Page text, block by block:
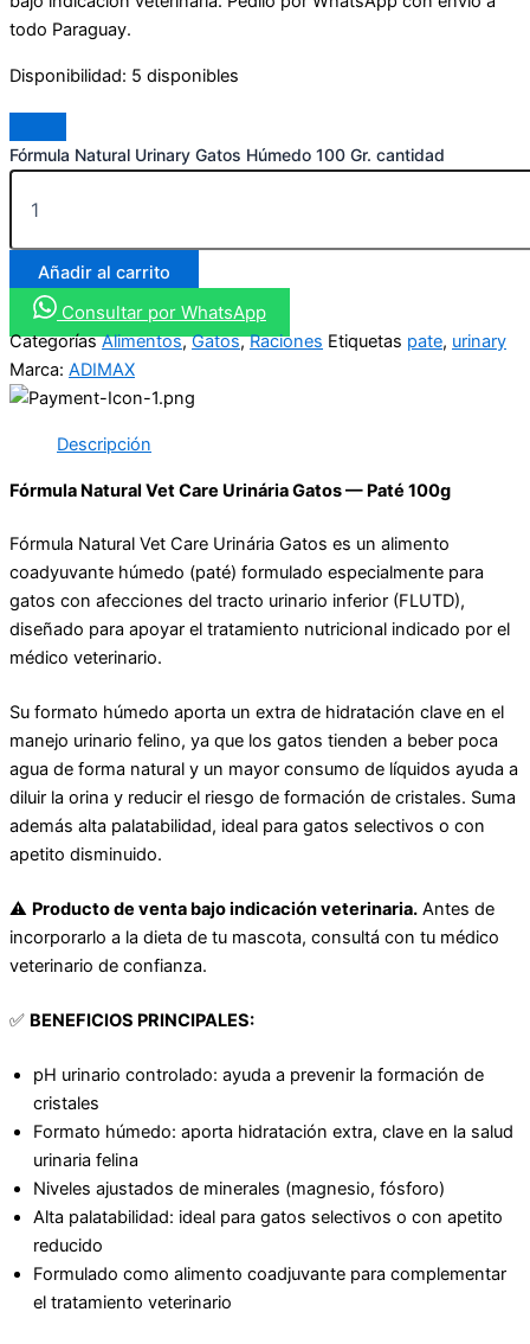
todo Paraguay.
Disponibilidad: 5 disponibles
Fórmula Natural Urinary Gatos Húmedo 100 Gr. cantidad
Añadir al carrito
Consultar por WhatsApp
Categorías Alimentos,Gatos,Raciones Etiquetas pate, urinary
Marca: ADIMAX
Descripción
Fórmula Natural Vet Care Urinária Gatos — Paté 100g
Fórmula Natural Vet Care Urinária Gatos es un alimento
coadyuvante húmedo (paté) formulado especialmente para
gatos con afecciones del tracto urinario inferior (FLUTD),
diseñado para apoyar el tratamiento nutricional indicado por el
médico veterinario.
Su formato húmedo aporta un extra de hidratación clave en el
manejo urinario felino, ya que los gatos tienden a beber poca
agua de forma natural y un mayor consumo de líquidos ayuda a
diluir la orina y reducir el riesgo de formación de cristales. Suma
además alta palatabilidad, ideal para gatos selectivos o con
apetito disminuido.
⚠️ Producto de venta bajo indicación veterinaria. Antes de
incorporarlo a la dieta de tu mascota, consultá con tu médico
veterinario de confianza.
✅ BENEFICIOS PRINCIPALES:
pH urinario controlado: ayuda a prevenir la formación de
cristales
Formato húmedo: aporta hidratación extra, clave en la salud
urinaria felina
Niveles ajustados de minerales (magnesio, fósforo)
Alta palatabilidad: ideal para gatos selectivos o con apetito
reducido
Formulado como alimento coadjuvante para complementar
el tratamiento veterinario